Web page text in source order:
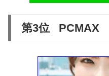
第3位 PCMAX